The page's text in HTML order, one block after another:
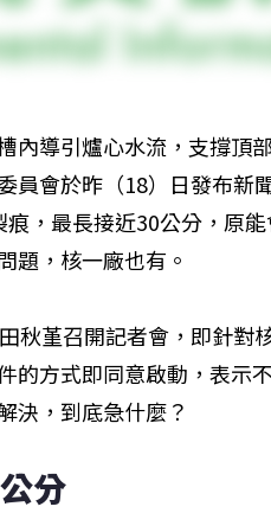
內導引爐心水流，支撐頂
員會於昨（18）日發布新
，最長接近30公分，原
題，核一廠也有。
秋堇召開記者會，即針對
的方式即同意啟動，表示
決，到底急什麼？
分